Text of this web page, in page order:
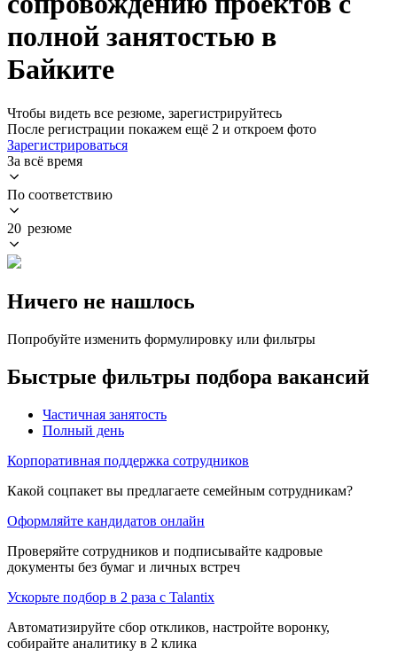
полной занятостью в
Байките
Чтобы видеть все резюме, зарегистрируйтесь
После регистрации покажем ещё 2 и откроем фото
Зарегистрироваться
За всё время
По соответствию
20 резюме
Ничего не нашлось
Попробуйте изменить формулировку или фильтры
Быстрые фильтры подбора вакансий
Частичная занятость
Полный день
Корпоративная поддержка сотрудников
Какой соцпакет вы предлагаете семейным сотрудникам?
Оформляйте кандидатов онлайн
Проверяйте сотрудников и подписывайте кадровые
документы без бумаг и личных встреч
Ускорьте подбор в 2 раза с Talantix
Автоматизируйте сбор откликов, настройте воронку,
собирайте аналитику в 2 клика